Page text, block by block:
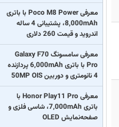
معرفی Poco M8 Power با باتری
8,000mAh، پشتیبانی 4 ساله
اندروید و قیمت 260 دلاری
معرفی سامسونگ Galaxy F70
Pro با باتری 6,000mAh پردازنده
4 نانومتری و دوربین 50MP OIS
معرفی Honor Play11 Pro با
باتری 7,000mAh، شاسی فلزی و
صفحه‌نمایش OLED